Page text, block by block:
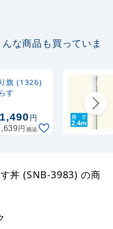
ジナルのぼりポール
円
403
円 税込
な商品も買っていま
旗 (1326)
す
1,490円
円 税込
丼 (SNB-3983) の商